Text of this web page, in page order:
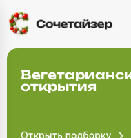
открытия